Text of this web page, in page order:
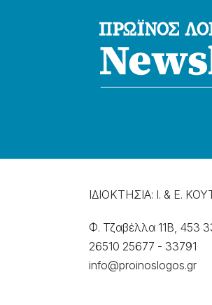
ΙΔΙΟΚΤΗΣΙΑ: Ι. & Ε.
Φ. Τζαβέλλα 11Β, 453
26510 25677 - 33791
info@proinoslogos.gr